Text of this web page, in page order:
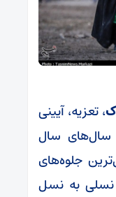
، تعزیه، آیینی
سال‌های سال
جلوه‌های
نسلی به نسل